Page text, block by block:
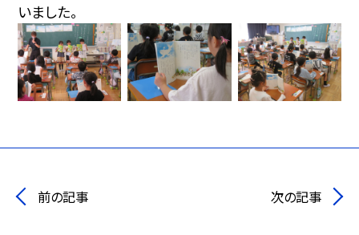
いました。
前の記事 次の記事